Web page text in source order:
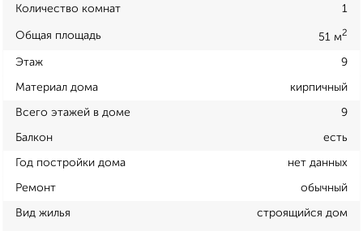
Количество комнат 1
Общая площадь 51 м2
Этаж 9
Материал дома кирпичный
Всего этажей в доме 9
Балкон есть
Год постройки дома нет данных
Ремонт обычный
Вид жилья строящийся дом